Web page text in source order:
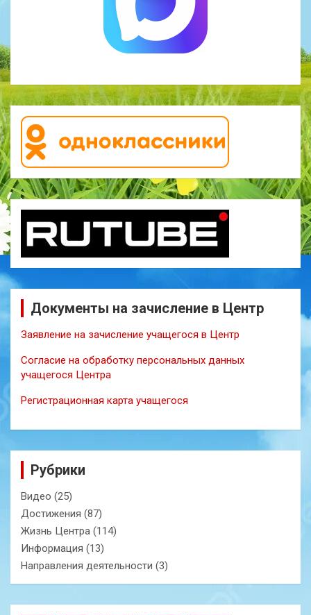
Документы на зачисление в Центр
Заявление на зачисление учащегося в Центр
Согласие на обработку персональных данных
учащегося Центра
Регистрационная карта учащегося
Рубрики
Видео (25)
Достижения (87)
Жизнь Центра (114)
Информация (13)
Направления деятельности (3)